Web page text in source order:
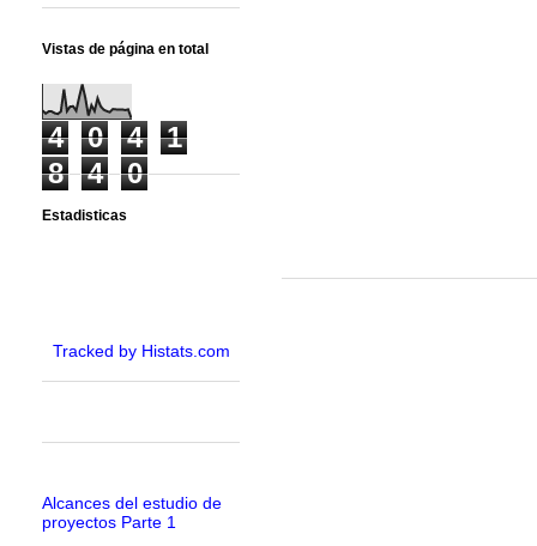
Vistas de página en total
4 0 4
1
8
4 0
Estadisticas
Tracked by Histats.com
Alcances del estudio de
proyectos Parte 1